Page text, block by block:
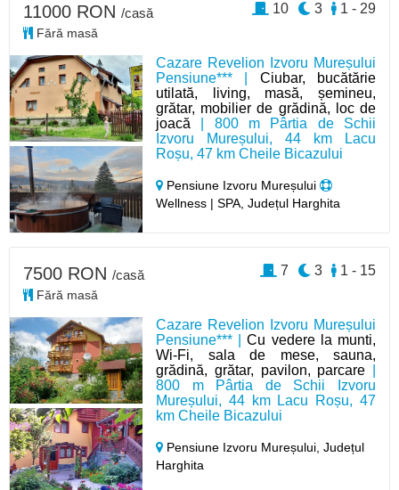
Cazare Revelion Izvoru Mureșului
Pensiune*** | Ciubar, bucătărie
utilată, living, masă, șemineu,
grătar, mobilier de grădină, loc de
joacă | 800 m Pârtia de Schii
Izvoru Mureșului, 44 km Lacu
Roșu, 47 km Cheile Bicazului
Pensiune Izvoru Mureșului
Wellness | SPA, Județul Harghita
11000 RON /casă
Fără masă
1 - 29
3
10
Cazare Revelion Izvoru Mureșului
Pensiune*** |Cu vedere la munti,
Wi-Fi, sala de mese, sauna,
grădină, grătar, pavilon, parcare
800 m Pârtia de Schii Izvoru
Mureșului, 44 km Lacu Roșu, 47
km Cheile Bicazului
Pensiune Izvoru Mureșului,Județul
Harghita
7500 RON /casă
Fără masă
1 - 15
3
7